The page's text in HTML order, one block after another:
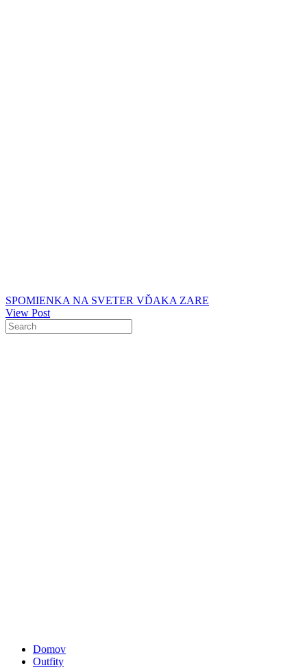
SPOMIENKA NA SVETER VĎAKA ZARE
View Post
Domov
Outfity